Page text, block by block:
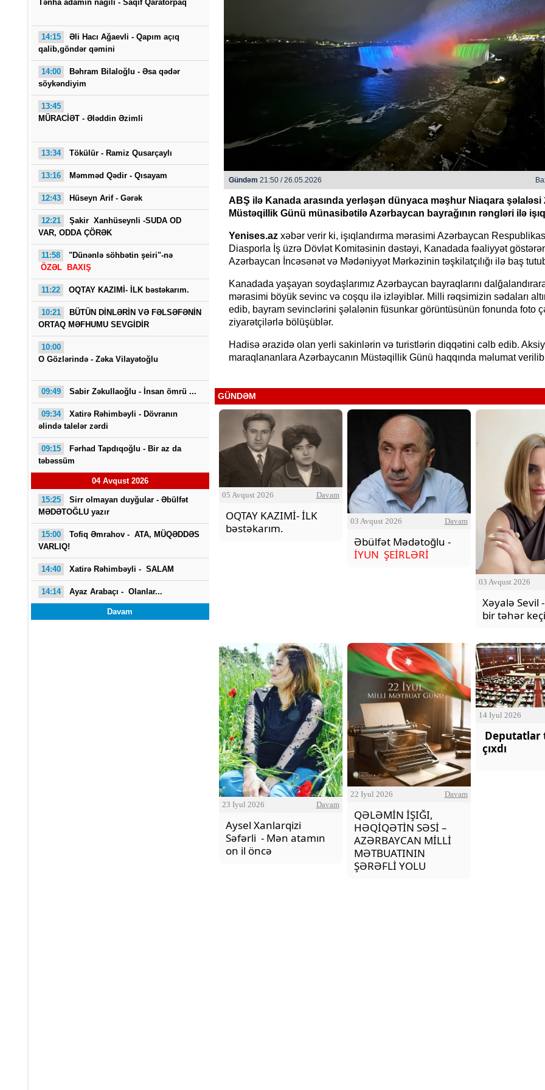
Tənha adamin nağılı - Saqif Qaratorpaq
14:15 Əli Hacı Ağaevli - Qapım açıq
qalib,göndər qəmini
14:00
Bəhram Bilaloğlu - Əsa qədər
söykəndiyim
13:45
MÜRACİƏT - Ələddin Əzimli
13:34 Tökülür - Ramiz Qusarçaylı
13:16 Məmməd Qədir - Qısayam
12:43 Hüseyn Arif - Gərək
12:21
Şakir Xanhüseynli -SUDA OD
VAR, ODDA ÇÖRƏK
11:58
"Dünənlə söhbətin şeiri"-nə
ÖZƏL BAXIŞ
11:22 OQTAY KAZIMİ- İLK bəstəkarım.
10:21
BÜTÜN DİNLƏRİN VƏ FƏLSƏFƏNİN
ORTAQ MƏFHUMU SEVGİDİR
10:00
O Gözlərində - Zəka Vilayətoğlu
09:49 Sabir Zəkullaoğlu - İnsan ömrü ...
09:34
Xatirə Rəhimbəyli - Dövranın
əlində talelər zərdi
09:15
Fərhad Tapdıqoğlu - Bir az da
təbəssüm
04 Avqust 2026
15:25
Sirr olmayan duyğular - Əbülfət
MƏDƏTOĞLU yazır
15:00 Tofiq Əmrahov - ATA, MÜQƏDDƏS
VARLIQ!
14:40 Xatirə Rəhimbəyli - SALAM
14:14 Ayaz Arabaçı - Olanlar...
Davam
Gündəm 21:50 / 26.05.2026
ABŞ ilə Kanada arasında yerləşən dünyaca məşhur Niaqara şəlaləsi
Müstəqillik Günü münasibətilə Azərbaycan bayrağının rəngləri ilə
Yenises.az xəbər verir ki, işıqlandırma mərasimi Azərbaycan
Diasporla İş üzrə Dövlət Komitəsinin dəstəyi, Kanadada fəaliyyət
Azərbaycan İncəsənət və Mədəniyyət Mərkəzinin təşkilatçılığı ilə baş
Kanadada yaşayan soydaşlarımız Azərbaycan bayraqlarını
mərasimi böyük sevinc və coşqu ilə izləyiblər. Milli rəqsimizin sədaları
edib, bayram sevinclərini şəlalənin füsunkar görüntüsünün fonunda foto
ziyarətçilərlə bölüşüblər.
Hadisə ərazidə olan yerli sakinlərin və turistlərin diqqətini cəlb edib.
maraqlananlara Azərbaycanın Müstəqillik Günü haqqında məlumat
GÜNDƏM
05 Avqust 2026 Davam
OQTAY KAZIMİ- İLK
bəstəkarım.
03 Avqust 2026 Davam
Əbülfət Mədətoğlu -
İYUN ŞEİRLƏRİ
03 Avqust 2026
Xəyalə Sevil
bir təhər
23 Iyul 2026 Davam
Aysel Xanlarqizi
Səfərli - Mən atamın
on il öncə
22 Iyul 2026 Davam
QƏLƏMİN İŞIĞI,
HƏQİQƏTİN SƏSİ –
AZƏRBAYCAN MİLLİ
MƏTBUATININ
ŞƏRƏFLİ YOLU
14 Iyul 2026
Deputatlar
çıxdı
Sabah bəzi yerlərdə yağış yağacaq
Xocalı, Ağdərə və Cəbrayılın
kəndlərinə köç karvanı yola
"Neftçi" klubunun şikayəti
BÜTÜN DİNLƏRİN VƏ
MƏFHUMU SEVGİDİR